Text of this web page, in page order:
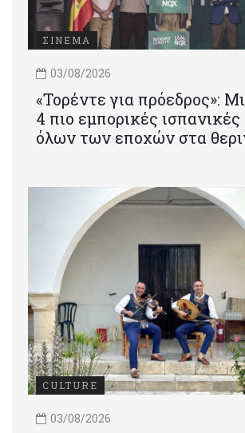
ΣΙΝΕΜΑ
03/08/2026
«Τορέντε για πρόεδρος»:
4 πιο εμπορικές ισπανικές
όλων των εποχών στα
CULTURE
03/08/2026